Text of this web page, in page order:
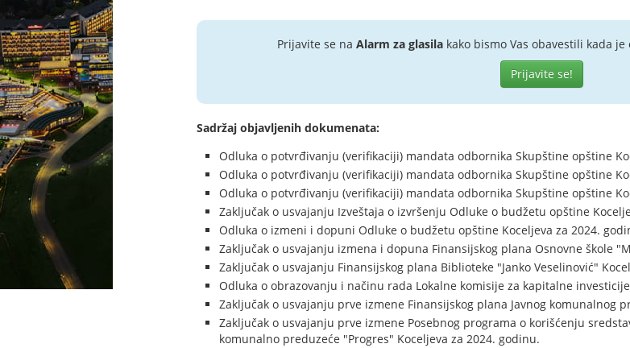
Prijavite se na Alarm za glasilakako bismo Vas obavestili kada
Prijavite se!
Sadržaj objavljenih dokumenata:
Odluka o potvrđivanju (verifikaciji) mandata odbornika Skupštine opštine
Odluka o potvrđivanju (verifikaciji) mandata odbornika Skupštine opštine
Odluka o potvrđivanju (verifikaciji) mandata odbornika Skupštine opštine
Zaključak o usvajanju Izveštaja o izvršenju Odluke o budžetu opštine
Odluka o izmeni i dopuni Odluke o budžetu opštine Koceljeva za 2024.
Zaključak o usvajanju izmena i dopuna Finansijskog plana Osnovne škole
Zaključak o usvajanju Finansijskog plana Biblioteke "Janko Veselinović"
Odluka o obrazovanju i načinu rada Lokalne komisije za kapitalne
Zaključak o usvajanju prve izmene Finansijskog plana Javnog komunalnog
Zaključak o usvajanju prve izmene Posebnog programa o korišćenju
komunalno preduzeće "Progres" Koceljeva za 2024. godinu.